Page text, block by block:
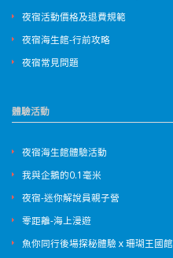
夜宿活動價格及退費規範
夜宿海生館-行前攻略
夜宿常見問題
體驗活動
夜宿海生館體驗活動
我與企鵝的0.1毫米
夜宿-迷你解說員親子營
零距離-海上漫遊
魚你同行後場探秘體驗ｘ珊瑚王國館